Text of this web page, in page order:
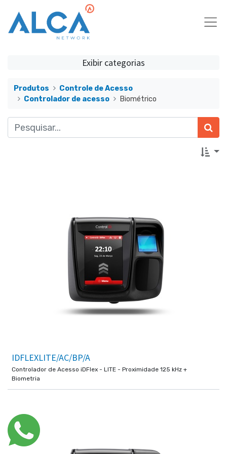
Exibir categorias
Produtos
Controle de Acesso
Controlador de acesso
Biométrico
IDFLEXLITE/AC/BP/A
Controlador de Acesso iDFlex - LITE - Proximidade 125 kHz +
Biometria